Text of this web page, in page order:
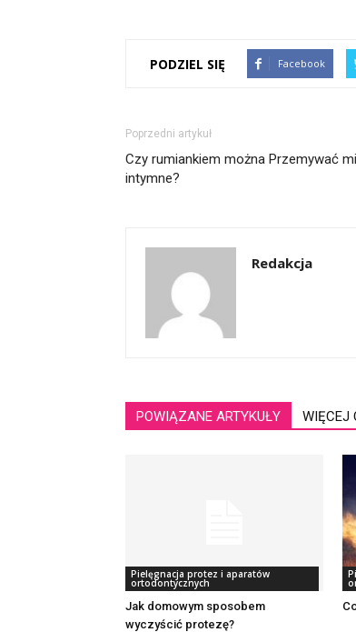
PODZIEL SIĘ Facebook
Poprzedni artykuł
Czy rumiankiem można Przemywać
intymne?
Redakcja
POWIĄZANE ARTYKUŁY WIĘCEJ
Pielęgnacja protez i aparatów
ortodontycznych
Jak domowym sposobem
wyczyścić protezę?